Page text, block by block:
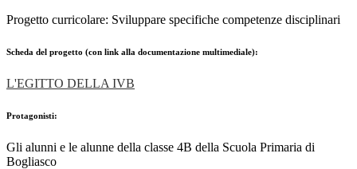
Progetto curricolare: Sviluppare specifiche competenze disciplinari
Scheda del progetto (con link alla documentazione multimediale):
L'EGITTO DELLA IVB
Protagonisti:
Gli alunni e le alunne della classe 4B della Scuola Primaria di
Bogliasco